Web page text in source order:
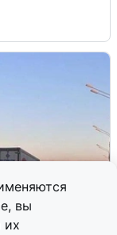
вы
их